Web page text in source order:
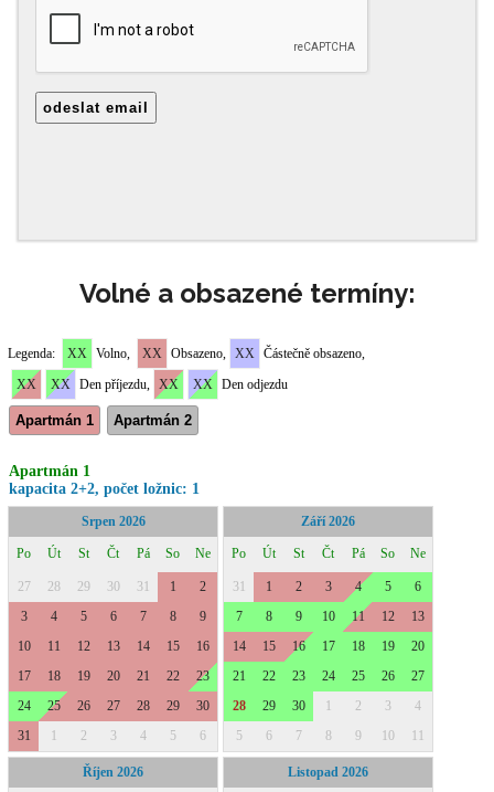
Volné a obsazené termíny: